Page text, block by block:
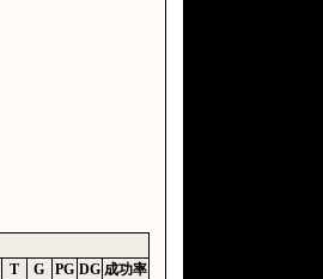
T G PG DG 成功率